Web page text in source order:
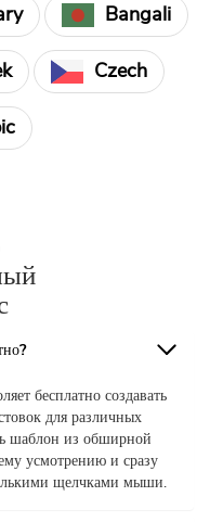
Bangali
Czech
бесплатно создавать
для различных
шаблон из обширной
усмотрению и сразу
щелчками мыши.